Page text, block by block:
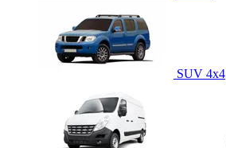
SUV 4x4